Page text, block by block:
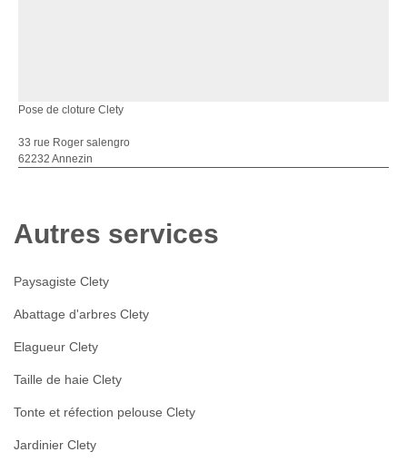
Pose de cloture Clety
33 rue Roger salengro
62232 Annezin
Autres services
Paysagiste Clety
Abattage d'arbres Clety
Elagueur Clety
Taille de haie Clety
Tonte et réfection pelouse Clety
Jardinier Clety